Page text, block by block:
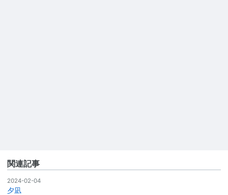
関連記事
2024-02-04
夕凪